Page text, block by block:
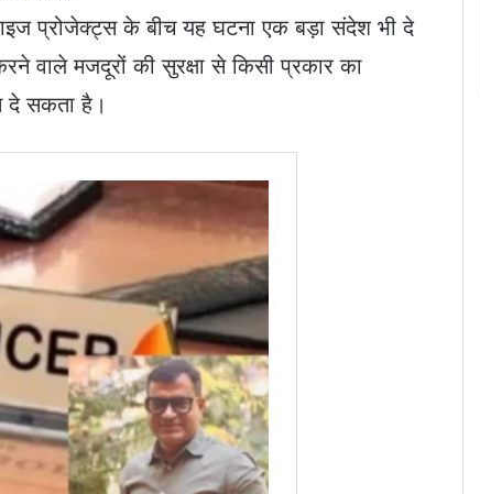
प्रोजेक्ट्स के बीच यह घटना एक बड़ा संदेश भी दे
वाले मजदूरों की सुरक्षा से किसी प्रकार का
दे सकता है।